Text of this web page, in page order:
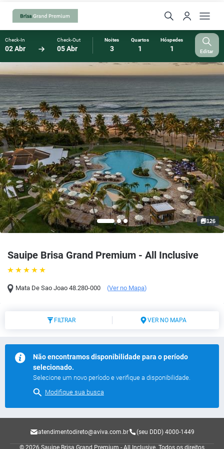
Check-In
02 Abr
Check-Out
05 Abr
Noites
3
Quartos
1
Hóspedes
1 Editar
Sauipe Brisa Grand Premium - All Inclusive
Mata De Sao Joao 48.280-000 (Ver no Mapa)
126
FILTRAR VER NO MAPA
Não encontramos disponibilidade para o período
selecionado.
Selecione um novo período e verifique a disponibilidade.
Modifique sua busca
atendimentodireto@aviva.com.br (seu DDD) 4000-1449
© 2026 Sauipe Brisa Grand Premium - All Inclusive. Todos os direitos